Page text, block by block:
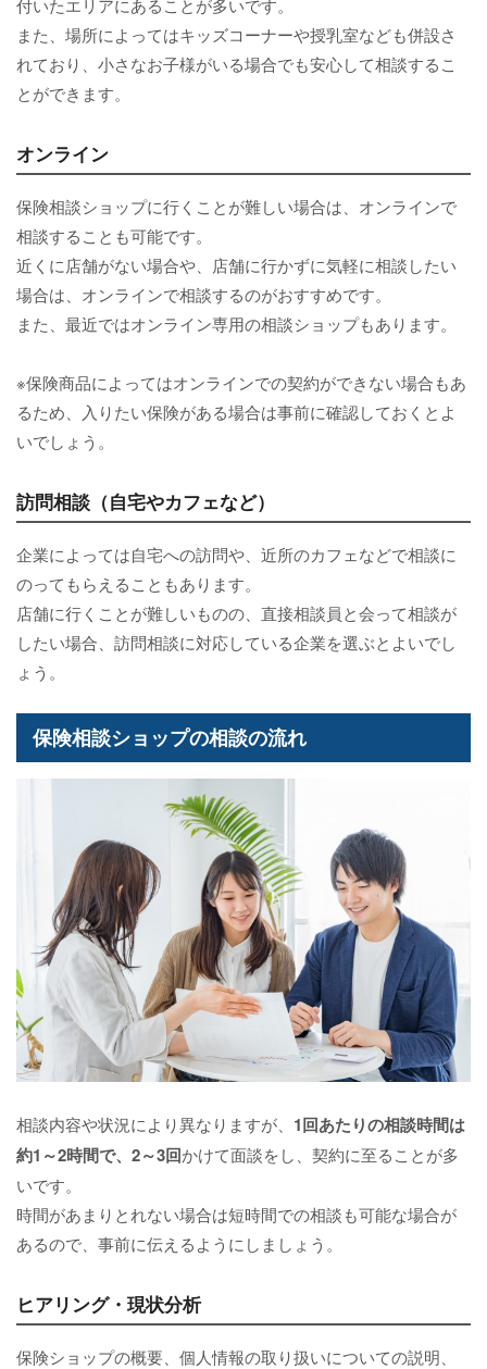
付いたエリアにあることが多いです。
また、場所によってはキッズコーナーや授乳室なども併設さ
れており、小さなお子様がいる場合でも安心して相談するこ
とができます。
オンライン
保険相談ショップに行くことが難しい場合は、オンラインで
相談することも可能です。
近くに店舗がない場合や、店舗に行かずに気軽に相談したい
場合は、オンラインで相談するのがおすすめです。
また、最近ではオンライン専用の相談ショップもあります。
※保険商品によってはオンラインでの契約ができない場合もあ
るため、入りたい保険がある場合は事前に確認しておくとよ
いでしょう。
訪問相談（自宅やカフェなど）
企業によっては自宅への訪問や、近所のカフェなどで相談に
のってもらえることもあります。
店舗に行くことが難しいものの、直接相談員と会って相談が
したい場合、訪問相談に対応している企業を選ぶとよいでし
ょう。
保険相談ショップの相談の流れ
相談内容や状況により異なりますが、 1回あたりの相談時間は
約1～2時間で、2～3回かけて面談をし、契約に至ることが多
いです。
時間があまりとれない場合は短時間での相談も可能な場合が
あるので、事前に伝えるようにしましょう。
ヒアリング・現状分析
保険ショップの概要、個人情報の取り扱いについての説明、